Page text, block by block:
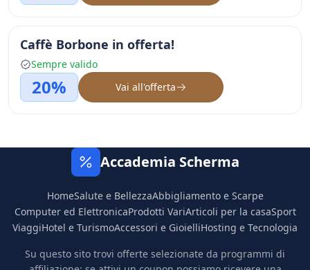
Caffè Borbone in offerta!
Sempre valido
20% Vai all'offerta
Accademia Scherma
HomeSalute e BellezzaAbbigliamento e Scarpe
Computer ed ElettronicaProdotti VariArticoli per la casaSport
ViaggiHotel e TurismoAccessori e GioielliHosting e Tecnologia
Su questo sito trovi offerte selezionate da programmi di